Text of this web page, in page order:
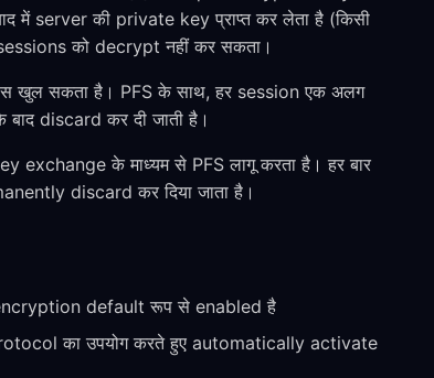
में server की private key प्राप्त कर लेता है (किसी
को decrypt नहीं कर सकता।
खुल सकता है। PFS के साथ, हर session एक अलग
discard कर दी जाती है।
के माध्यम से PFS लागू करता है। हर बार
discard कर दिया जाता है।
default रूप से enabled है
का उपयोग करते हुए automatically activate